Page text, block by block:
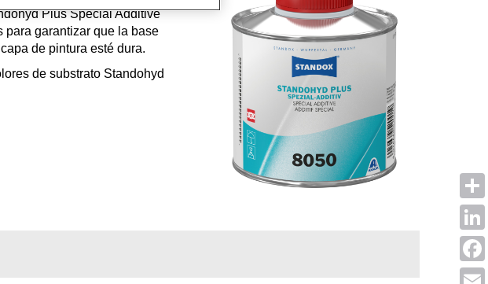
Plus Special Additive
garantizar que la base
de pintura esté dura.
de substrato Standohyd